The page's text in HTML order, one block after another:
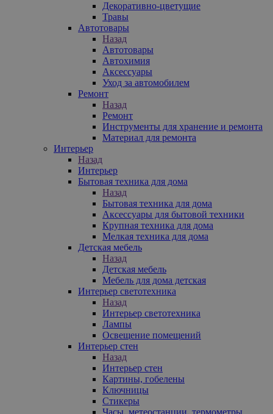
Декоративно-цветущие
Травы
Автотовары
Назад
Автотовары
Автохимия
Аксессуары
Уход за автомобилем
Ремонт
Назад
Ремонт
Инструменты для хранение и ремонта
Материал для ремонта
Интерьер
Назад
Интерьер
Бытовая техника для дома
Назад
Бытовая техника для дома
Аксессуары для бытовой техники
Крупная техника для дома
Мелкая техника для дома
Детская мебель
Назад
Детская мебель
Мебель для дома детская
Интерьер светотехника
Назад
Интерьер светотехника
Лампы
Освещение помещений
Интерьер стен
Назад
Интерьер стен
Картины, гобелены
Ключницы
Стикеры
Часы, метеостанции, термометры